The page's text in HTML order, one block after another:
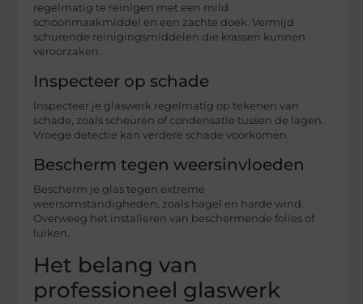
regelmatig te reinigen met een mild
schoonmaakmiddel en een zachte doek. Vermijd
schurende reinigingsmiddelen die krassen kunnen
veroorzaken.
Inspecteer op schade
Inspecteer je glaswerk regelmatig op tekenen van
schade, zoals scheuren of condensatie tussen de lagen.
Vroege detectie kan verdere schade voorkomen.
Bescherm tegen weersinvloeden
Bescherm je glas tegen extreme
weersomstandigheden, zoals hagel en harde wind.
Overweeg het installeren van beschermende folies of
luiken.
Het belang van
professioneel glaswerk